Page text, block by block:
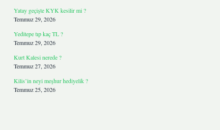
Yatay geçişte KYK kesilir mi ?
Temmuz 29, 2026
Yeditepe tıp kaç TL ?
Temmuz 29, 2026
Kurt Kalesi nerede ?
Temmuz 27, 2026
Kilis’in neyi meşhur hediyelik ?
Temmuz 25, 2026